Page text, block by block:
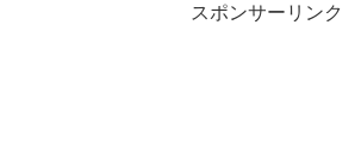
スポンサーリンク